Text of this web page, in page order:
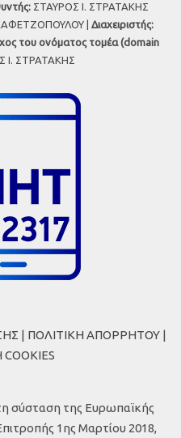
ΣΤΑΥΡΟΣ Ι. ΣΤΡΑΤΑΚΗΣ
| Διαχειριστής:
του ονόματος τομέα (domain
Ι. ΣΤΡΑΤΑΚΗΣ
| ΠΟΛΙΤΙΚΗ ΑΠΟΡΡΗΤΟΥ |
σύσταση της Ευρωπαϊκής
1ης Μαρτίου 2018,